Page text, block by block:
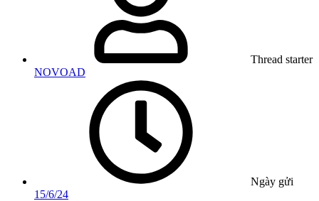
Thread starter
NOVOAD
Ngày gửi
15/6/24